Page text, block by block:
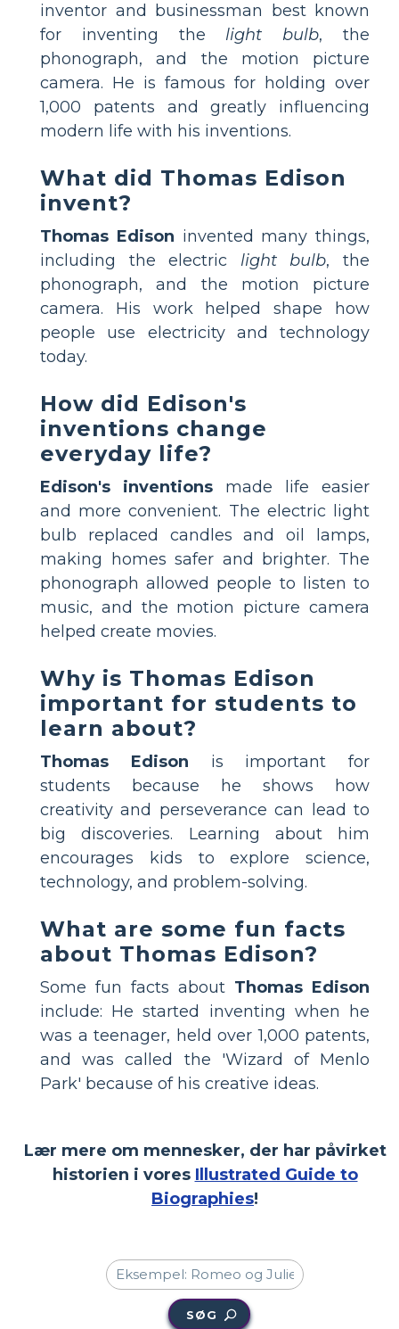
inventor and businessman best known
for inventing the light bulb, the
phonograph, and the motion picture
camera. He is famous for holding over
1,000 patents and greatly influencing
modern life with his inventions.
What did Thomas Edison
invent?
Thomas Edison invented many things,
including the electric light bulb, the
phonograph, and the motion picture
camera. His work helped shape how
people use electricity and technology
today.
How did Edison's
inventions change
everyday life?
Edison's inventions made life easier
and more convenient. The electric light
bulb replaced candles and oil lamps,
making homes safer and brighter. The
phonograph allowed people to listen to
music, and the motion picture camera
helped create movies.
Why is Thomas Edison
important for students to
learn about?
Thomas Edison is important for
students because he shows how
creativity and perseverance can lead to
big discoveries. Learning about him
encourages kids to explore science,
technology, and problem-solving.
What are some fun facts
about Thomas Edison?
Some fun facts about Thomas Edison
include: He started inventing when he
was a teenager, held over 1,000 patents,
and was called the 'Wizard of Menlo
Park' because of his creative ideas.
Lær mere om mennesker, der har påvirket
historien i vores Illustrated Guide to
Biographies!
SØG